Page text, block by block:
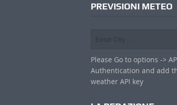
PREVISIONI METEO
Please Go to options ->
Authentication and add
weather API key